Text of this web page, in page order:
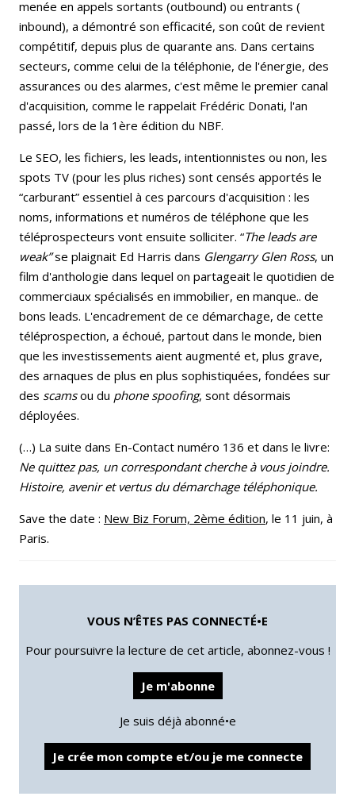
menée en appels sortants (outbound) ou entrants (
inbound), a démontré son efficacité, son coût de revient
compétitif, depuis plus de quarante ans. Dans certains
secteurs, comme celui de la téléphonie, de l'énergie, des
assurances ou des alarmes, c'est même le premier canal
d'acquisition, comme le rappelait Frédéric Donati, l'an
passé, lors de la 1ère édition du NBF.
Le SEO, les fichiers, les leads, intentionnistes ou non, les
spots TV (pour les plus riches) sont censés apportés le
“carburant” essentiel à ces parcours d'acquisition : les
noms, informations et numéros de téléphone que les
téléprospecteurs vont ensuite solliciter. “The leads are
weak”se plaignait Ed Harris dans Glengarry Glen Ross, un
film d'anthologie dans lequel on partageait le quotidien de
commerciaux spécialisés en immobilier, en manque.. de
bons leads. L'encadrement de ce démarchage, de cette
téléprospection, a échoué, partout dans le monde, bien
que les investissements aient augmenté et, plus grave,
des arnaques de plus en plus sophistiquées, fondées sur
des scamsou du phone spoofing, sont désormais
déployées.
(…) La suite dans En-Contact numéro 136 et dans le livre:
Ne quittez pas, un correspondant cherche à vous joindre.
Histoire, avenir et vertus du démarchage téléphonique.
Save the date : New Biz Forum, 2ème édition, le 11 juin, à
Paris.
VOUS N’ÊTES PAS CONNECTÉ•E
Pour poursuivre la lecture de cet article, abonnez-vous !
Je m'abonne
Je suis déjà abonné•e
Je crée mon compte et/ou je me connecte